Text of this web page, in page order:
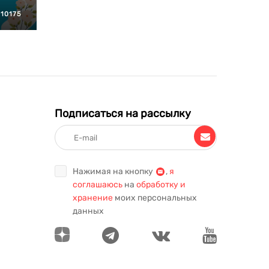
10175
Подписаться на рассылку
Нажимая на кнопку , я
соглашаюсь на обработку и
хранение моих персональных
данных